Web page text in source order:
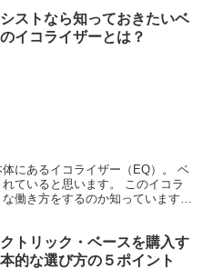
ストなら知っておきたいベ
イコライザーとは？
にあるイコライザー（EQ）。 ベ
ていると思います。 このイコラ
働き方をするのか知っています
トリック・ベースを購入す
的な選び方の５ポイント